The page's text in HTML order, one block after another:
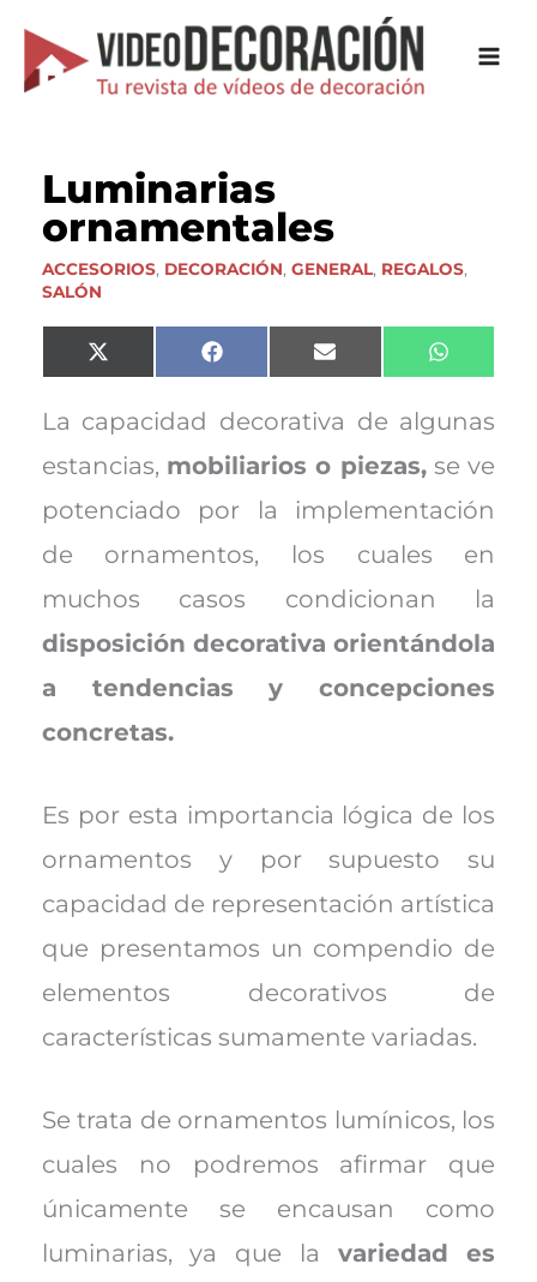
contenido
Luminarias
ornamentales
ACCESORIOS, DECORACIÓN, GENERAL, REGALOS,
SALÓN
Compartir
en
X
(
w
i
t
t
r
Compartir
en
F
a
e
b
o
o
Compartir
en
E
m
i
l
en
W
h
t
s
A
p
La capacidad decorativa de algunas
estancias, mobiliarios o piezas,se ve
potenciado por la implementación
de ornamentos, los cuales en
muchos casos condicionan la
disposición decorativa orientándola
a tendencias y concepciones
concretas.
Es por esta importancia lógica de los
ornamentos y por supuesto su
capacidad de representación artística
que presentamos un compendio de
elementos decorativos de
características sumamente variadas.
Se trata de ornamentos lumínicos, los
cuales no podremos afirmar que
únicamente se encausan como
luminarias, ya que la variedad es